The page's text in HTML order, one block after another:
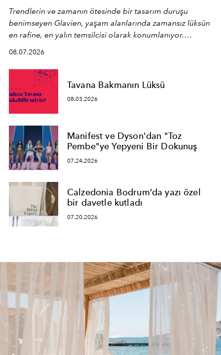
Trendlerin ve zamanın ötesinde bir tasarım duruşu
benimseyen Glavien, yaşam alanlarında zamansız lüksün
en rafine, en yalın temsilcisi olarak konumlanıyor.
en yeni seçkisiyle bu imza felsefesini mekanlara taşıyor.
08.07.2026
Tavana Bakmanın Lüksü
08.03.2026
Manifest ve Dyson'dan "Toz
Pembe"ye Yepyeni Bir Dokunuş
07.24.2026
Calzedonia Bodrum’da yazı özel
bir davetle kutladı
07.20.2026